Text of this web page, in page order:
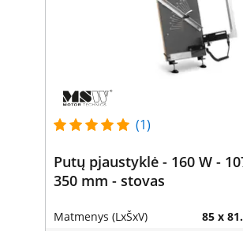
(1)
Putų pjaustyklė - 160 W -
350 mm - stovas
Matmenys (LxŠxV) 85 x